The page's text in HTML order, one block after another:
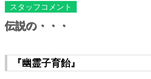
スタッフコメント
伝説の・・・
『幽霊子育飴』